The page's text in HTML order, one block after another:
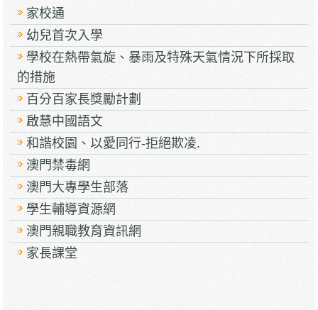
家校通
幼兒首次入學
學校在熱帶氣旋、暴雨及特殊天氣情況下所採取
的措施
百分百家長獎勵計劃
啟慧中國語文
和諧校園、以愛同行-拒絕欺凌.
澳門禁毒網
澳門大專學生部落
學生輔導資源網
澳門親職教育資訊網
家長課堂